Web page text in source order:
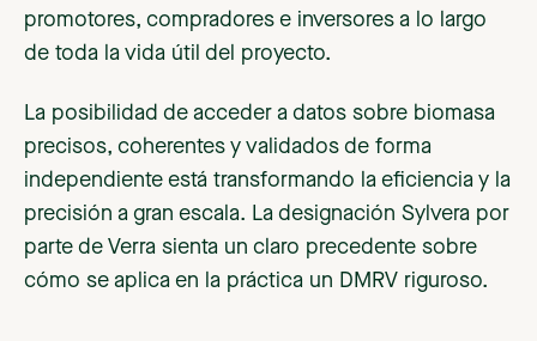
promotores, compradores e inversores a lo largo
de toda la vida útil del proyecto.
La posibilidad de acceder a datos sobre biomasa
precisos, coherentes y validados de forma
independiente está transformando la eficiencia y la
precisión a gran escala. La designación Sylvera por
parte de Verra sienta un claro precedente sobre
cómo se aplica en la práctica un DMRV riguroso.